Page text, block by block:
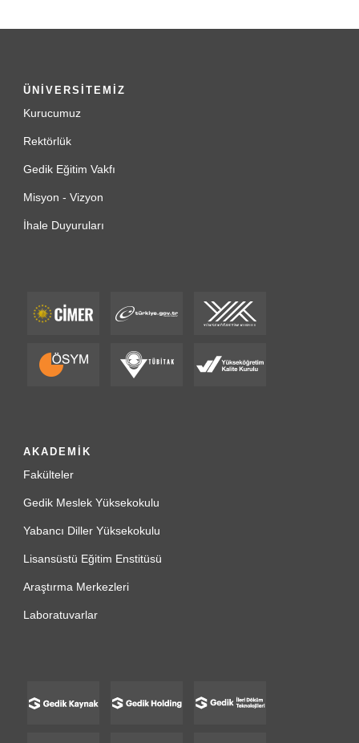
ÜNİVERSİTEMİZ
Kurucumuz
Rektörlük
Gedik Eğitim Vakfı
Misyon - Vizyon
İhale Duyuruları
AKADEMİK
Fakülteler
Gedik Meslek Yüksekokulu
Yabancı Diller Yüksekokulu
Lisansüstü Eğitim Enstitüsü
Araştırma Merkezleri
Laboratuvarlar